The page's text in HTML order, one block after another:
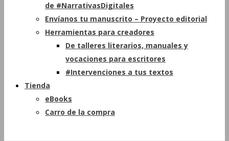
de #NarrativasDigitales
Envíanos tu manuscrito – Proyecto editorial
Herramientas para creadores
De talleres literarios, manuales y
vocaciones para escritores
#Intervenciones a tus textos
Tienda
eBooks
Carro de la compra